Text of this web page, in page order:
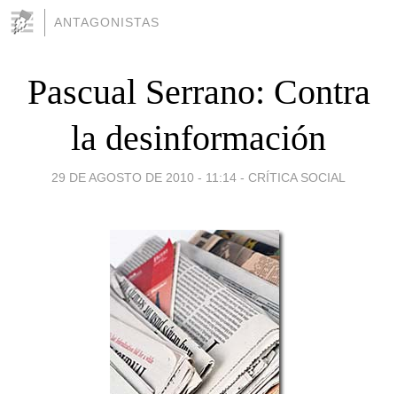
ANTAGONISTAS
Pascual Serrano: Contra
la desinformación
29 DE AGOSTO DE 2010 - 11:14 - CRÍTICA SOCIAL